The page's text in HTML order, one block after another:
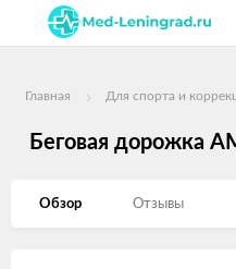
Главная Для спорта и
Беговая дорожка
Обзор Отзывы